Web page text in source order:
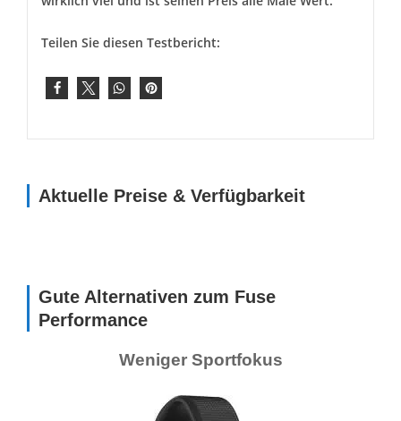
Teilen Sie diesen Testbericht:
Aktuelle Preise & Verfügbarkeit
Gute Alternativen zum Fuse
Performance
Weniger Sportfokus